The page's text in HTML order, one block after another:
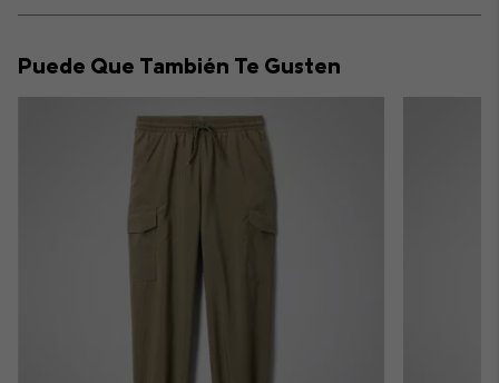
or
Puede Que También Te Gusten